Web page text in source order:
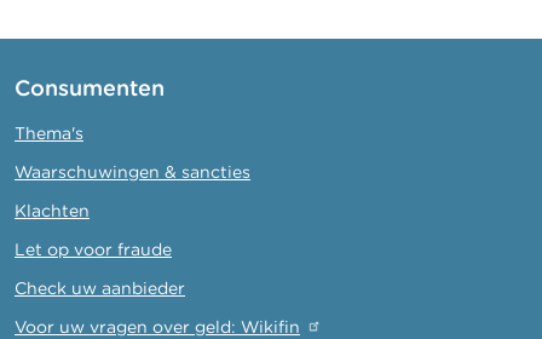
Consumenten
Thema's
Waarschuwingen & sancties
Klachten
Let op voor fraude
Check uw aanbieder
Voor uw vragen over geld: Wikifin